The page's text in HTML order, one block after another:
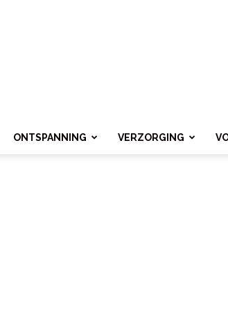
ONTSPANNING VERZORGING